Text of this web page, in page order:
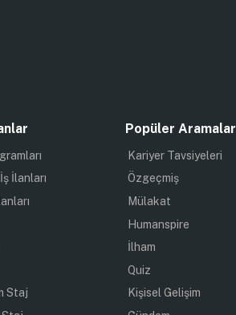
İlanları
Staj
Popüler Aramalar
Kariyer Tavsiyeleri
Özgeçmiş
Mülakat
Humanspire
İlham
Quiz
Kişisel Gelişim